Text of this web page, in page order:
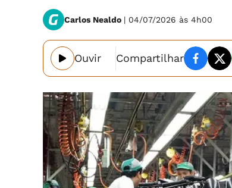
Carlos Nealdo | 04/07/2026 às 4h00
Ouvir Compartilhar